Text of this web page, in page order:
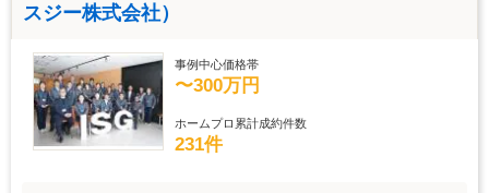
スジー株式会社）
事例中心価格帯
〜300万円
ホームプロ累計成約件数
231件